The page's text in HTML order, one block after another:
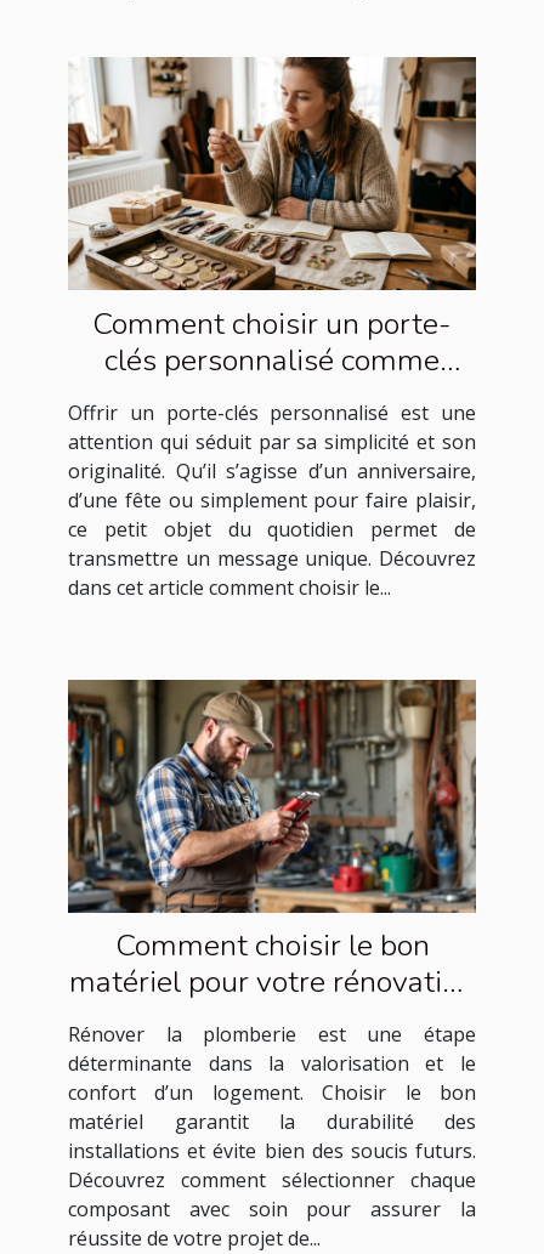
Comment choisir un porte-
clés personnalisé comme
cadeau idéal ?
Offrir un porte-clés personnalisé est une
attention qui séduit par sa simplicité et son
originalité. Qu’il s’agisse d’un anniversaire,
d’une fête ou simplement pour faire plaisir,
ce petit objet du quotidien permet de
transmettre un message unique. Découvrez
dans cet article comment choisir le...
Comment choisir le bon
matériel pour votre rénovation
de plomberie ?
Rénover la plomberie est une étape
déterminante dans la valorisation et le
confort d’un logement. Choisir le bon
matériel garantit la durabilité des
installations et évite bien des soucis futurs.
Découvrez comment sélectionner chaque
composant avec soin pour assurer la
réussite de votre projet de...